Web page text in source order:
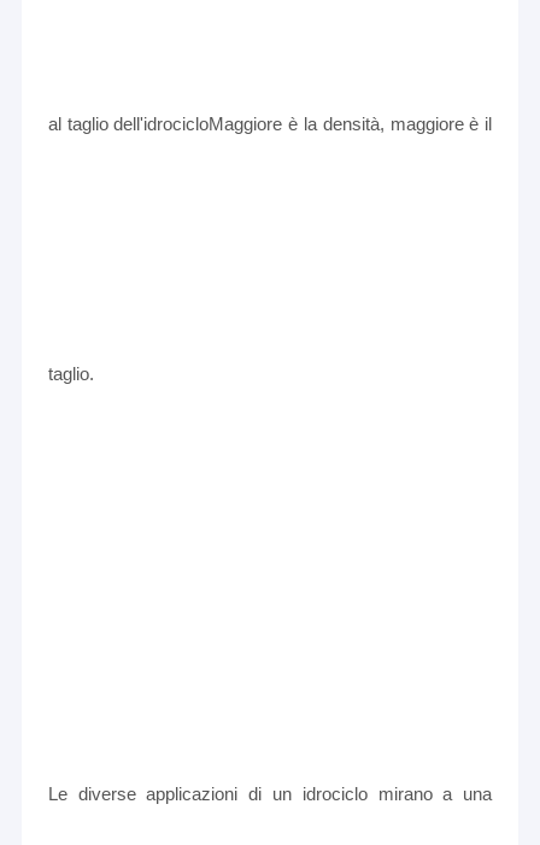
al taglio dell'idrocicloMaggiore è la densità, maggiore è il
taglio.
Le diverse applicazioni di un idrociclo mirano a una